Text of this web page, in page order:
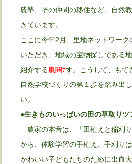
農塾、その仲間の移住など、自然
きています。
ここに今年2月、里地ネットワー
いただき、地域の宝物探しである
紹介する嵐閧ﾅす。こうして、もて
自然学校づくりの第１歩を踏み出
い。
●生きものいっぱいの田の草取りツ
農家の本音は、「田植えと稲刈
から、体験学習の手植え、手刈り
かわいい子どもたちのために出血